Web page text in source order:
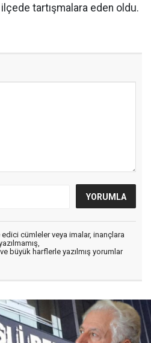
tartışmalara eden oldu.
cümleler veya imalar, inançlara
büyük harflerle yazılmış yorumlar